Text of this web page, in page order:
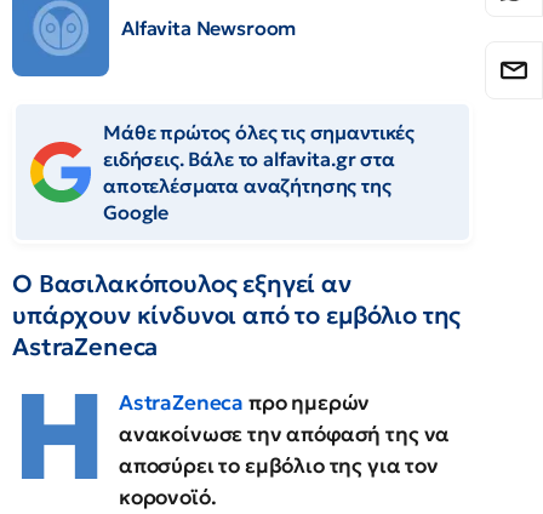
Alfavita Newsroom
Μάθε πρώτος όλες τις σημαντικές
ειδήσεις. Βάλε το alfavita.gr στα
αποτελέσματα αναζήτησης της
Google
Ο Βασιλακόπουλος εξηγεί αν
υπάρχουν κίνδυνοι από το εμβόλιο της
AstraZeneca
Η AstraZeneca προ ημερών
ανακοίνωσε την απόφασή της να
αποσύρει το εμβόλιο της για τον
κορονοϊό.